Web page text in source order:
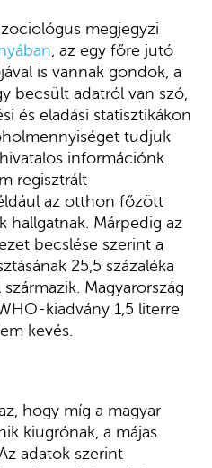
megjegyzi
, az egy főre jutó
is vannak gondok, a
becsült adatról van szó,
és eladási statisztikákon
tudjuk
információnk
regisztrált
az otthon főzött
hallgatnak. Márpedig az
becslése szerint a
25,5 százaléka
Magyarország
kiadvány 1,5 literre
kevés.
hogy míg a magyar
kiugrónak, a májas
adatok szerint